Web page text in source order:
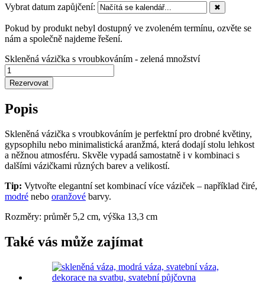
Vybrat datum zapůjčení: ✖
Pokud by produkt nebyl dostupný ve zvoleném termínu, ozvěte se
nám a společně najdeme řešení.
Skleněná vázička s vroubkováním - zelená množství
Rezervovat
Popis
Skleněná vázička s vroubkováním je perfektní pro drobné květiny,
gypsophilu nebo minimalistická aranžmá, která dodají stolu lehkost
a něžnou atmosféru. Skvěle vypadá samostatně i v kombinaci s
dalšími vázičkami různých barev a velikostí.
Tip: Vytvořte elegantní set kombinací více váziček – například čiré,
modré nebo oranžové barvy.
Rozměry: průměr 5,2 cm, výška 13,3 cm
Také vás může zajímat